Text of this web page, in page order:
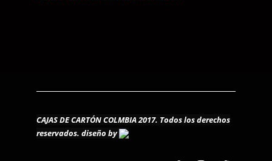
CAJAS DE CARTÓN COLMBIA 2017. Todos los derechos
reservados. diseño by